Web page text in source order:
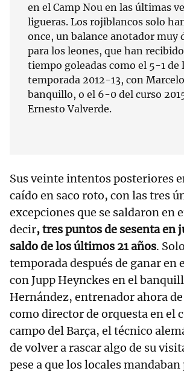
en el Camp Nou en las últimas
ligueras. Los rojiblancos solo
once, un balance anotador muy
para los leones, que han
tiempo goleadas como el 5-1 de
temporada 2012-13, con
banquillo, o el 6-0 del curso
Ernesto Valverde.
Sus veinte intentos posteriores
caído en saco roto, con las tres
excepciones que se saldaron en
decir, tres puntos de sesenta en
saldo de los últimos 21 años.
temporada después de ganar en
con Jupp Heynckes en el
Hernández, entrenador ahora
como director de orquesta en el
campo del Barça, el técnico
de volver a rascar algo de su
pese a que los locales